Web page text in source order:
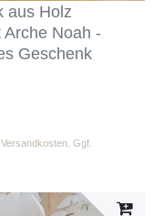
aus Holz
Arche Noah -
Geschenk
Versandkosten. Ggf.